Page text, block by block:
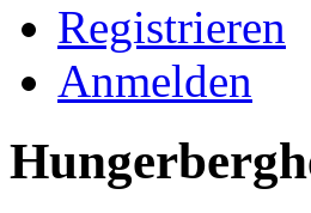
Registrieren
Anmelden